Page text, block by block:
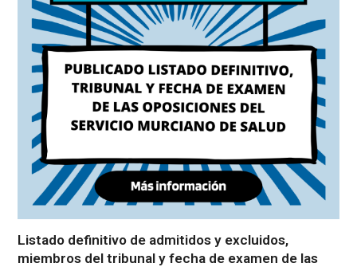
Listado definitivo de admitidos y excluidos,
miembros del tribunal y fecha de examen de las